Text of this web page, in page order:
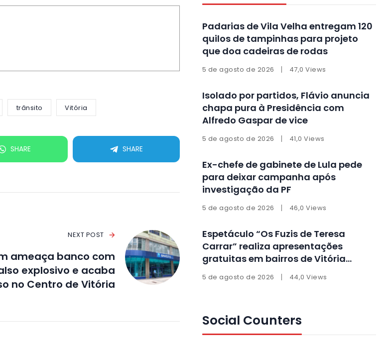
trânsito Vitória
SHARE SHARE
NEXT POST
ameaça banco com
explosivo e acaba
no Centro de Vitória
Padarias de Vila Velha entregam 120
quilos de tampinhas para projeto
que doa cadeiras de rodas
5 de agosto de 2026 47,0 Views
Isolado por partidos, Flávio anuncia
chapa pura à Presidência com
Alfredo Gaspar de vice
5 de agosto de 2026 41,0 Views
Ex-chefe de gabinete de Lula pede
para deixar campanha após
investigação da PF
5 de agosto de 2026 46,0 Views
Espetáculo “Os Fuzis de Teresa
Carrar” realiza apresentações
gratuitas em bairros de Vitória
5 de agosto de 2026 44,0 Views
Social Counters